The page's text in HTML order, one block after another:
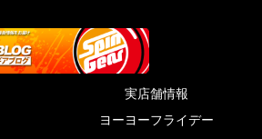
実店舗情報
ヨーヨーフライデー